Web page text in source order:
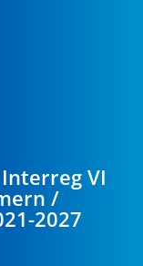
VI
/
2027